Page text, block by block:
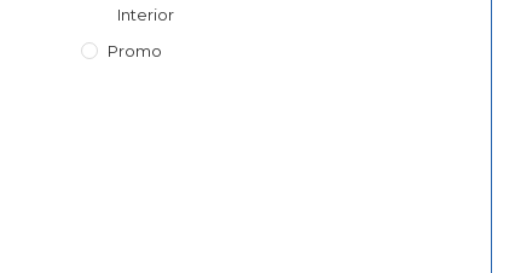
Interior
Promo